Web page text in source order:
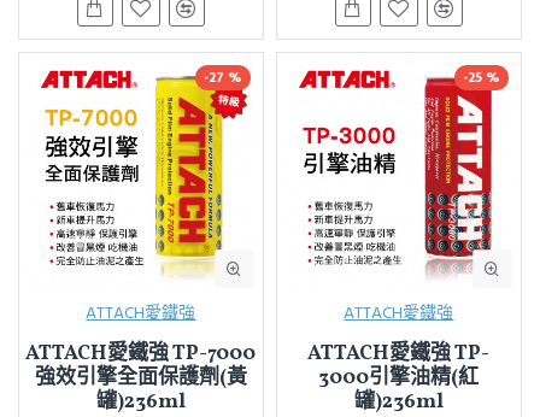
-27 %
ATTACH愛鐵強
ATTACH愛鐵強 TP-7000
強效引擎全面保護劑(黃
罐)236ml
-25 %
ATTACH愛鐵強
ATTACH愛鐵強 TP-
3000引擎油精(紅
罐)236ml